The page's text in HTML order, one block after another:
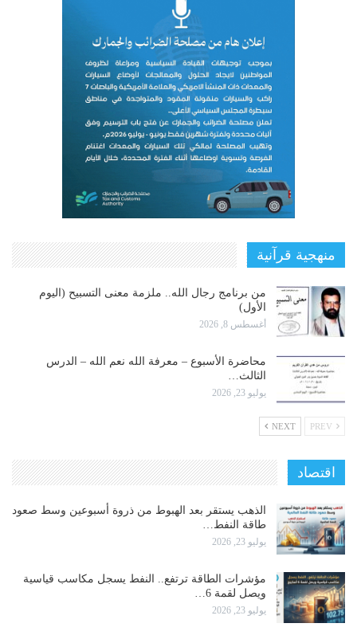
منهجية قرآنية
من برنامج رجال الله.. ملزمة معنى التسبيح (اليوم
الأول)
أغسطس 8, 2026
محاضرة الأسبوع – معرفة الله نعم الله – الدرس
الثالث…
يوليو 23, 2026
NEXT
اقتصاد
الذهب يستقر بعد الهبوط من ذروة أسبوعين وسط صعود
طاقة النفط…
يوليو 23, 2026
مؤشرات الطاقة ترتفع.. النفط يسجل مكاسب قياسية
ويصل لقمة 6…
يوليو 23, 2026